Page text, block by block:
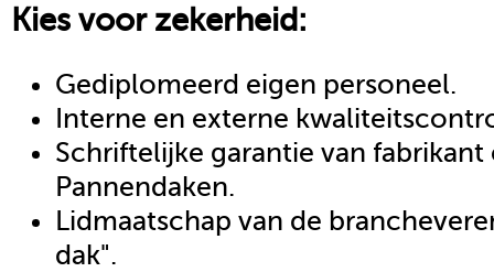
Kies voor zekerheid:
Gediplomeerd eigen personeel.
Interne en externe
Schriftelijke garantie van fabrikant
Pannendaken.
Lidmaatschap van de
dak".